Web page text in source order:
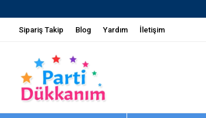
Sipariş Takip Blog Yardım İletişim